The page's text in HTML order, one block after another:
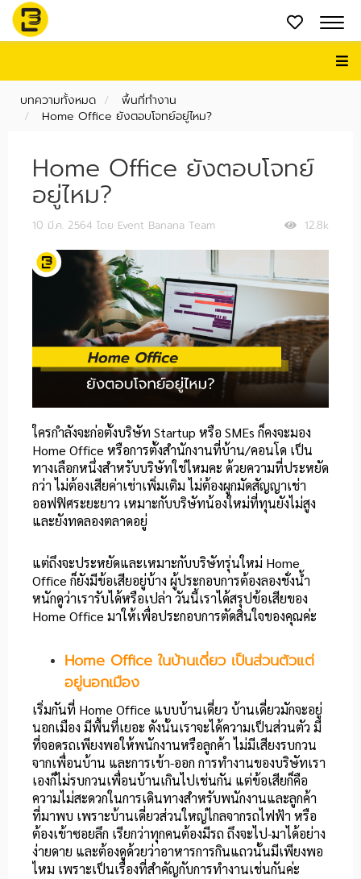
บทความทั้งหมด
พื้นที่ทำงาน
Home Office ยังตอบโจทย์อยู่ไหม?
Home Office ยังตอบโจทย์
อยู่ไหม?
12.8k
10 มี.ค. 2564 โดย Event Banana Team
ใครกำลังจะก่อตั้งบริษัท Startup หรือ SMEs ก็คงจะมอง
Home Office หรือการตั้งสำนักงานที่บ้าน/คอนโด เป็น
ทางเลือกหนึ่งสำหรับบริษัทใช่ไหมคะ ด้วยความที่ประหยัด
กว่า ไม่ต้องเสียค่าเช่าเพิ่มเติม ไม่ต้องผูกมัดสัญญาเช่า
ออฟฟิศระยะยาว เหมาะกับบริษัทน้องใหม่ที่ทุนยังไม่สูง
และยังทดลองตลาดอยู่
แต่ถึงจะประหยัดและเหมาะกับบริษัทรุ่นใหม่ Home
Office ก็ยังมีข้อเสียอยู่บ้าง ผู้ประกอบการต้องลองชั่งน้ำ
หนักดูว่าเรารับได้หรือเปล่า วันนี้เราได้สรุปข้อเสียของ
Home Office มาให้เพื่อประกอบการตัดสินใจของคุณค่ะ
Home Office ในบ้านเดี่ยว เป็นส่วนตัวแต่
อยู่นอกเมือง
เริ่มกันที่ Home Office แบบบ้านเดี่ยว บ้านเดี่ยวมักจะอยู่
นอกเมือง มีพื้นที่เยอะ ดังนั้นเราจะได้ความเป็นส่วนตัว มี
ที่จอดรถเพียงพอให้พนักงานหรือลูกค้า ไม่มีเสียงรบกวน
จากเพื่อนบ้าน และการเข้า-ออก การทำงานของบริษัทเรา
เองก็ไม่รบกวนเพื่อนบ้านเกินไปเช่นกัน แต่ข้อเสียก็คือ
ความไม่สะดวกในการเดินทางสำหรับพนักงานและลูกค้า
ที่มาพบ เพราะบ้านเดี่ยวส่วนใหญ่ไกลจากรถไฟฟ้า หรือ
ต้องเข้าซอยลึก เรียกว่าทุกคนต้องมีรถ ถึงจะไป-มาได้อย่าง
ง่ายดาย และต้องดูด้วยว่าอาหารการกินแถวนั้นมีเพียงพอ
ไหม เพราะเป็นเรื่องที่สำคัญกับการทำงานเช่นกันค่ะ